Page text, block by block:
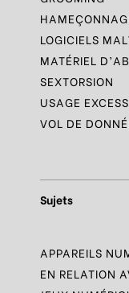
LOGICIELS
MATÉRIEL
SEXTORSION
USAGE
VOL DE
Sujets
APPAREILS
EN RELATION